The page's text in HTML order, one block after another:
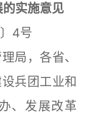
实施意见
4号
局，各省、
兵团工业和
、发展改革